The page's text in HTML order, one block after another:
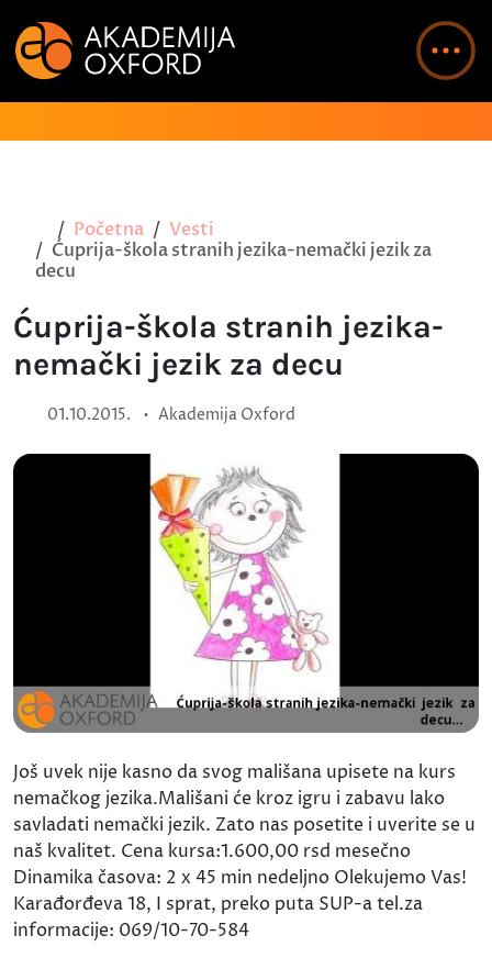
Početna
Vesti
Ćuprija-škola stranih jezika-nemački jezik za
decu
Ćuprija-škola stranih jezika-
nemački jezik za decu
01.10.2015. • Akademija Oxford
Još uvek nije kasno da svog mališana upisete na kurs
nemačkog jezika.Mališani će kroz igru i zabavu lako
savladati nemački jezik. Zato nas posetite i uverite se u
naš kvalitet. Cena kursa:1.600,00 rsd mesečno
Dinamika časova: 2 x 45 min nedeljno Olekujemo Vas!
Karađorđeva 18, I sprat, preko puta SUP-a tel.za
informacije: 069/10-70-584